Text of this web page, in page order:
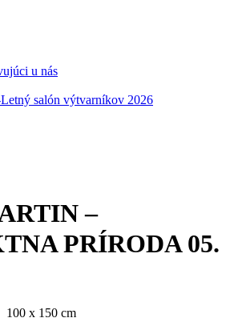
u nás
salón výtvarníkov 2026
–
PRÍRODA 05.
100 x 150 cm